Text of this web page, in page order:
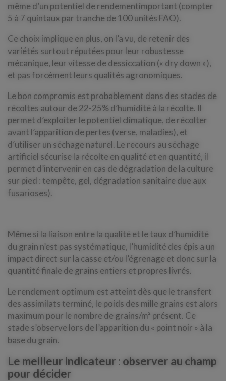
même d’un potentiel de rendementimportant (compter
5 à 7 quintaux par tranche de 100 unités FAO).
Ce choix implique en plus, on l’a vu, de retenir des
variétés surtout réputées pour leur robustesse
mécanique, leur vitesse de dessiccation (« dry down »),
et pas forcément leurs qualités agronomiques.
Le bon compromis est probablement dans des stades de
récoltes autour de 22-25% d’humidité à la récolte. Il
permet d’exploiter le potentiel climatique, de récolter
avant l’apparition de pertes (verse, maladies), et
d’utiliser un séchage naturel. Le recours au séchage
artificiel sécurise la récolte en qualité et en quantité, il
permet d’intervenir en cas de dégradation de la culture
sur pied : tempête, gel, dégradation sanitaire due aux
fusarioses).
Même si la liaison entre la qualité et le taux d’humidité
du grain n’est pas systématique, l’humidité des épis a un
impact direct sur la casse et/ou l’égrenage et donc sur la
quantité finale de grains entiers et propres livrés.
Le rendement optimum est atteint dès que le transfert
des assimilats terminé, le poids des mille grains est alors
maximum pour le nombre de grains/m² présent. Ce
stade s’observe lors de l’apparition du « point noir » à la
base du grain.
Le meilleur indicateur : observer au champ
pour décider